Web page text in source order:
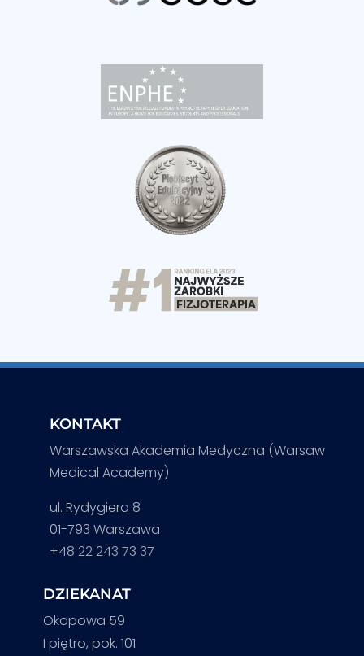
KONTAKT
Warszawska Akademia Medyczna (Warsaw
Medical Academy)
ul. Rydygiera 8
01-793 Warszawa
+48 22 243 73 37
DZIEKANAT
Okopowa 59
I piętro, pok. 101